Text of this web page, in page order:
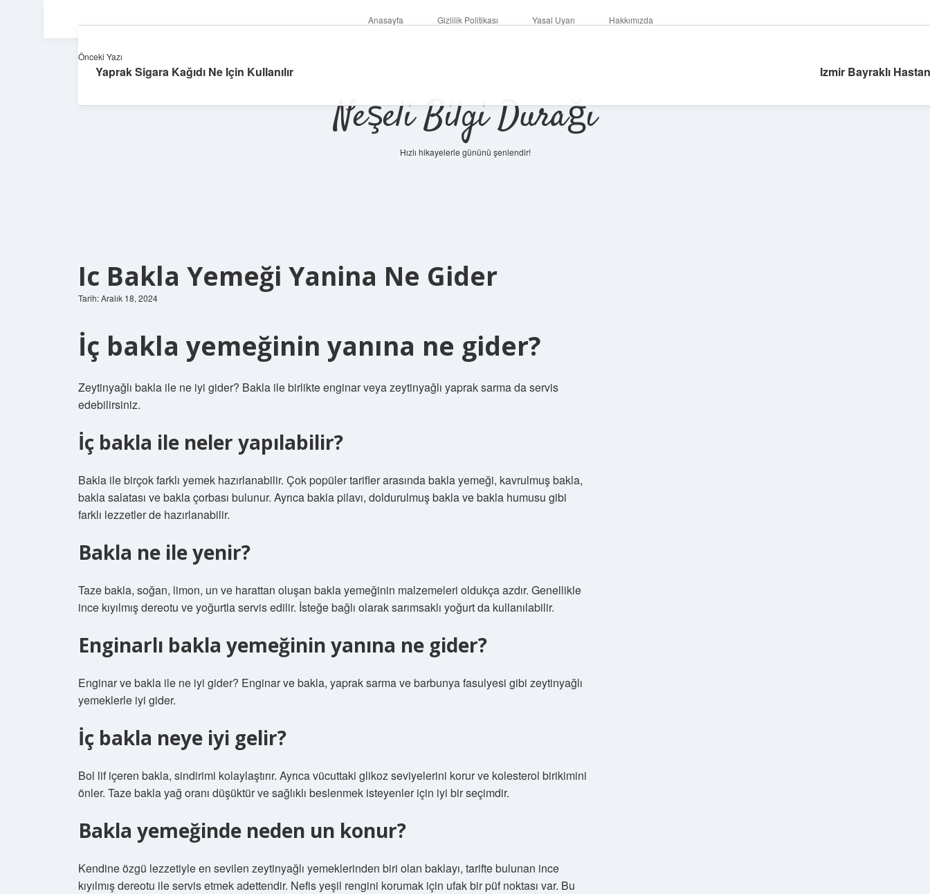
Anasayfa Gizlilik Politikası Yasal Uyarı Hakkımızda
Neşeli Bilgi Durağı
Hızlı hikayelerle gününü şenlendir!
Ic Bakla Yemeği Yanina Ne Gider
Tarih: Aralık 18, 2024
İç bakla yemeğinin yanına ne gider?
Zeytinyağlı bakla ile ne iyi gider? Bakla ile birlikte enginar veya zeytinyağlı yaprak sarma da servis
edebilirsiniz.
İç bakla ile neler yapılabilir?
Bakla ile birçok farklı yemek hazırlanabilir. Çok popüler tarifler arasında bakla yemeği, kavrulmuş bakla,
bakla salatası ve bakla çorbası bulunur. Ayrıca bakla pilavı, doldurulmuş bakla ve bakla humusu gibi
farklı lezzetler de hazırlanabilir.
Bakla ne ile yenir?
Taze bakla, soğan, limon, un ve harattan oluşan bakla yemeğinin malzemeleri oldukça azdır. Genellikle
ince kıyılmış dereotu ve yoğurtla servis edilir. İsteğe bağlı olarak sarımsaklı yoğurt da kullanılabilir.
Enginarlı bakla yemeğinin yanına ne gider?
Enginar ve bakla ile ne iyi gider? Enginar ve bakla, yaprak sarma ve barbunya fasulyesi gibi zeytinyağlı
yemeklerle iyi gider.
İç bakla neye iyi gelir?
Bol lif içeren bakla, sindirimi kolaylaştırır. Ayrıca vücuttaki glikoz seviyelerini korur ve kolesterol birikimini
önler. Taze bakla yağ oranı düşüktür ve sağlıklı beslenmek isteyenler için iyi bir seçimdir.
Bakla yemeğinde neden un konur?
Kendine özgü lezzetiyle en sevilen zeytinyağlı yemeklerinden biri olan baklayı, tarifte bulunan ince
kıyılmış dereotu ile servis etmek adettendir. Nefis yeşil rengini korumak için ufak bir püf noktası var. Bu
Önceki Yazı
Yaprak Sigara Kağıdı Ne Için Kullanılır Izmir Bayraklı